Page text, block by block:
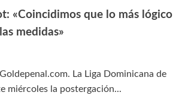
«Coincidimos que lo más lógico
medidas»
La Liga Dominicana de
miércoles la postergación...